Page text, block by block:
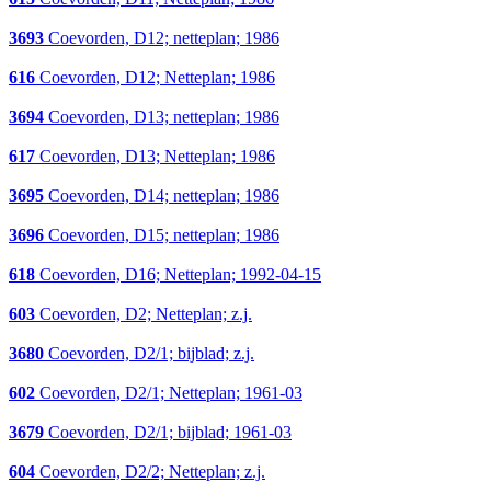
3693 Coevorden, D12; netteplan; 1986
616 Coevorden, D12; Netteplan; 1986
3694 Coevorden, D13; netteplan; 1986
617 Coevorden, D13; Netteplan; 1986
3695 Coevorden, D14; netteplan; 1986
3696 Coevorden, D15; netteplan; 1986
618 Coevorden, D16; Netteplan; 1992-04-15
603 Coevorden, D2; Netteplan; z.j.
3680 Coevorden, D2/1; bijblad; z.j.
602 Coevorden, D2/1; Netteplan; 1961-03
3679 Coevorden, D2/1; bijblad; 1961-03
604 Coevorden, D2/2; Netteplan; z.j.